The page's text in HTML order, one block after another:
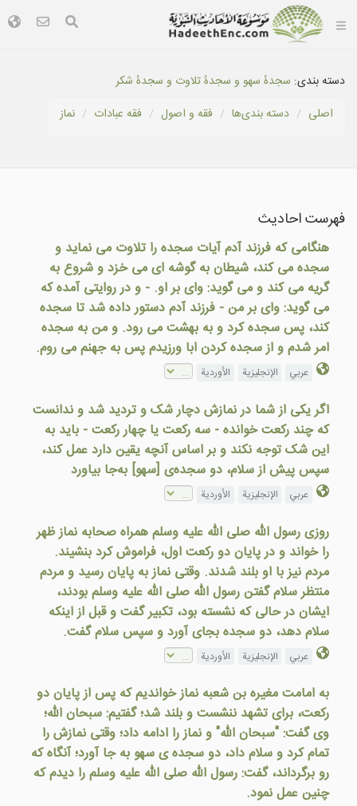
دسته بندی: سجدهٔ سهو و سجدهٔ تلاوت و سجدهٔ شكر
اصلی
دسته بندى‌ها فقه و اصول فقه عبادات نماز
فهرست احادیث
هنگامی که فرزند آدم آيات سجده را تلاوت می نمايد و
سجده می کند، شيطان به گوشه ای می خزد و شروع به
گريه می کند و می گويد: وای بر او. - و در روايتی آمده که
می گوید: وای بر من - فرزند آدم دستور داده شد تا سجده
کند، پس سجده کرد و به بهشت می رود. و من به سجده
امر شدم و از سجده کردن ابا ورزیدم پس به جهنم می روم.
عربي الإنجليزية الأوردية
اگر یکی از شما در نمازش دچار شک و تردید شد و ندانست
که چند رکعت خوانده - سه رکعت یا چهار رکعت - باید به
این شک توجه نکند و بر اساس آنچه یقین دارد عمل کند،
سپس پیش از سلام، دو سجده‌ی [سهو] به‌جا بیاورد
عربي الإنجليزية الأوردية
روزی رسول الله صلی الله علیه وسلم همراه صحابه نماز ظهر
را خواند و در پايان دو ركعت اول، فراموش كرد بنشيند.
مردم نيز با او بلند شدند. وقتی نماز به پايان رسيد و مردم
منتظر سلام گفتن رسول الله صلى الله عليه وسلم بودند،
ایشان در حالی كه نشسته بود، تكبير گفت و قبل از اینکه
سلام دهد، دو سجده بجای آورد و سپس سلام گفت.
عربي الإنجليزية الأوردية
به امامت مغیره بن شعبه نماز خواندیم که پس از پایان دو
رکعت، برای تشهد ننشست و بلند شد؛ گفتیم: سبحان الله؛
وی گفت: "سبحان الله" و نماز را ادامه داد؛ وقتی نمازش را
تمام کرد و سلام داد، دو سجده ی سهو به جا آورد؛ آنگاه که
رو برگرداند، گفت: رسول الله صلی الله علیه وسلم را دیدم که
چنین عمل نمود.